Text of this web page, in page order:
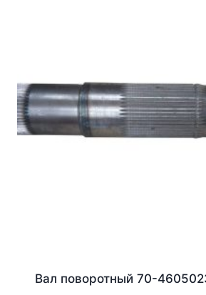
Вал поворотный 70-